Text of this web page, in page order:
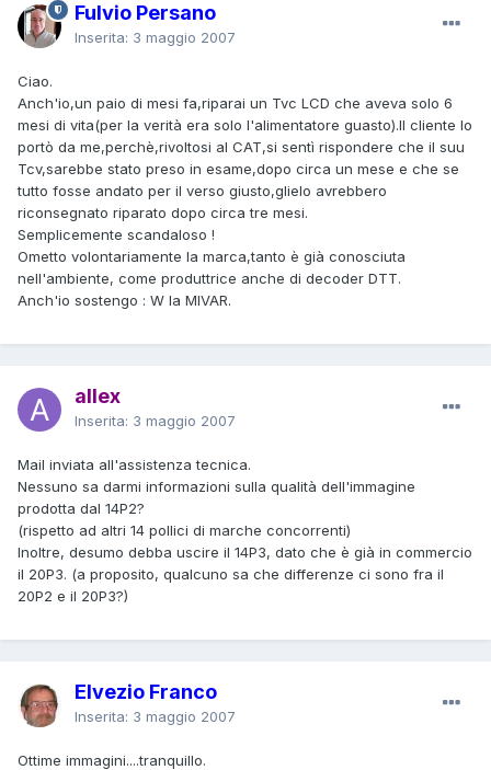
Fulvio Persano
Inserita: 3 maggio 2007
Ciao.
Anch'io,un paio di mesi fa,riparai un Tvc LCD che aveva solo 6
mesi di vita(per la verità era solo l'alimentatore guasto).Il cliente lo
portò da me,perchè,rivoltosi al CAT,si sentì rispondere che il suu
Tcv,sarebbe stato preso in esame,dopo circa un mese e che se
tutto fosse andato per il verso giusto,glielo avrebbero
riconsegnato riparato dopo circa tre mesi.
Semplicemente scandaloso !
Ometto volontariamente la marca,tanto è già conosciuta
nell'ambiente, come produttrice anche di decoder DTT.
Anch'io sostengo : W la MIVAR.
allex
Inserita: 3 maggio 2007
Mail inviata all'assistenza tecnica.
Nessuno sa darmi informazioni sulla qualità dell'immagine
prodotta dal 14P2?
(rispetto ad altri 14 pollici di marche concorrenti)
Inoltre, desumo debba uscire il 14P3, dato che è già in commercio
il 20P3. (a proposito, qualcuno sa che differenze ci sono fra il
20P2 e il 20P3?)
Elvezio Franco
Inserita: 3 maggio 2007
Ottime immagini....tranquillo.